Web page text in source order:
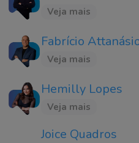
Veja mais
Fabrício
Veja mais
Hemilly Lopes
Veja mais
Joice Quadros